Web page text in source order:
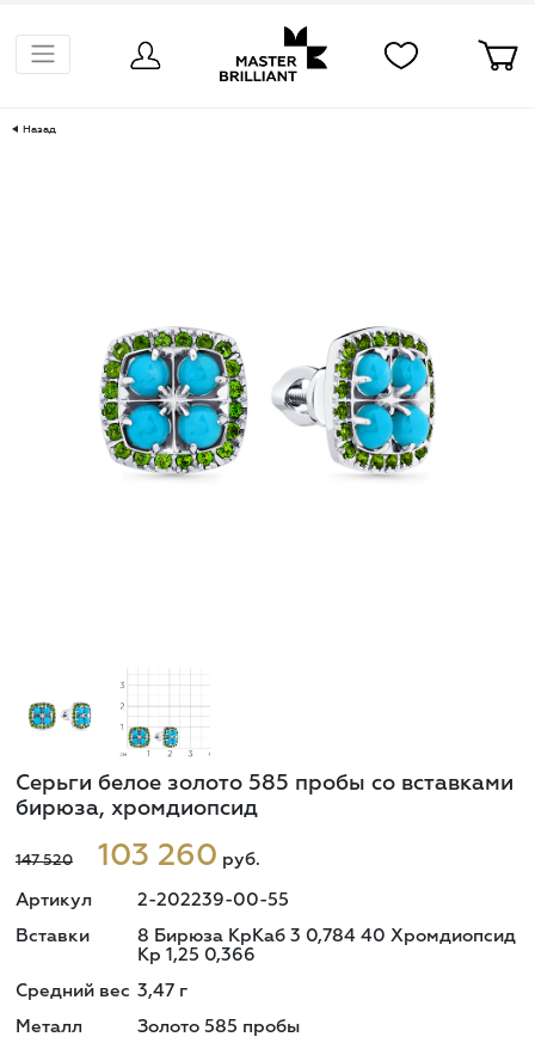
Назад
Серьги белое золото 585 пробы со вставками
бирюза, хромдиопсид
147 520 103 260 руб.
Артикул 2-202239-00-55
Вставки
8 Бирюза КрКаб 3 0,784 40 Хромдиопсид
Кр 1,25 0,366
Средний вес 3,47 г
Металл Золото 585 пробы